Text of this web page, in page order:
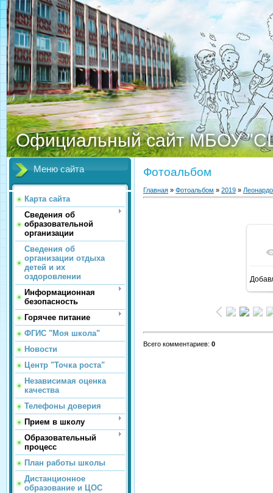
Официальный сайт МБОУ
Меню сайта
Карта сайта
Сведения об
образовательной
организации
Сведения об
организации отдыха
детей и их
оздоровлении
Информационная
безопасность
Горячее питание
ФГИС "Моя школа"
Новости
Центр "Точка роста"
Независимая оценка
качества
Телефоны доверия
Прием в школу
Образовательный
процесс
План работы школы
Дистанционное
образование и ЦОС
Фотоальбом
Главная » Фотоальбом » 2019 » Леонардо
Всего комментариев: 0